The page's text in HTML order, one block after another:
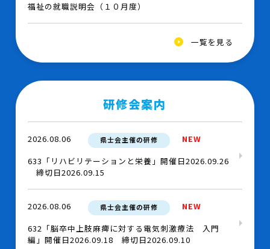
福祉の就職説明会（１０月度）
2026年度募集「兵庫県作業療法士会学術推進部 研究
その他
会
2026.07.27 県士会
について
2026.07.13 その他
一覧を見る
研修会案内
2026.08.06 県士会主催の研修
NEW
633「リハビリテーションと栄養」開催日2026.09.26
締切日2026.09.15
2026.08.06 県士会主催の研修
NEW
632「脳卒中上肢麻痺に対する電気刺激療法 入門
編」開催日2026.09.18 締切日2026.09.10